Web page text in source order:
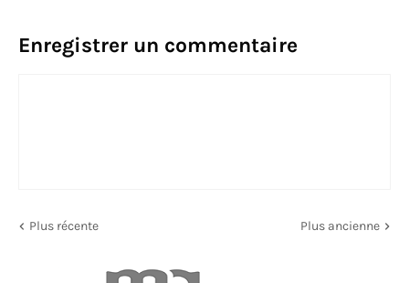
Enregistrer un commentaire
Plus récente Plus ancienne